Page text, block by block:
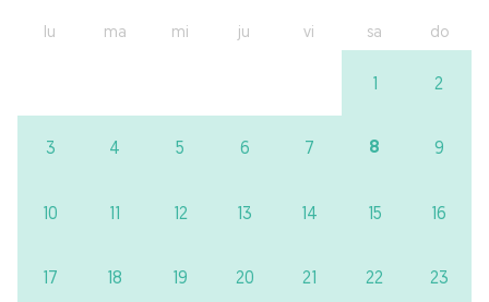
lu ma mi ju vi sa do
1 2
3 4 5 6 7 8 9
10 11 12 13 14 15 16
17 18 19 20 21 22 23